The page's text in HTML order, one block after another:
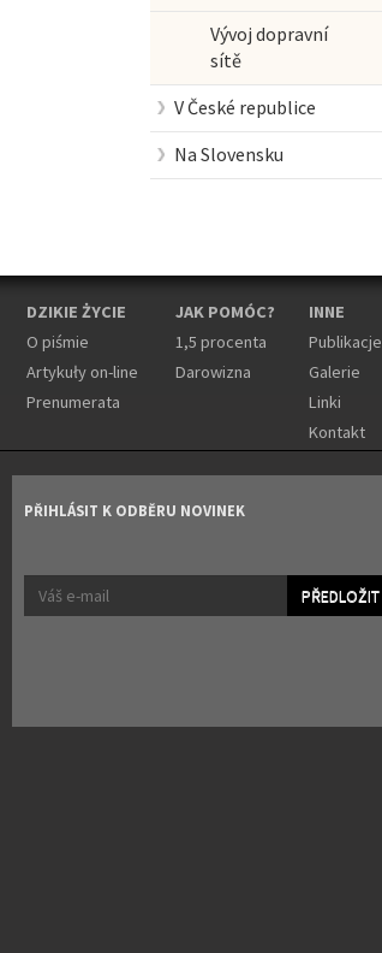
Vývoj dopravní
sítě
V České republice
Na Slovensku
DZIKIE ŻYCIE
O piśmie
Artykuły on-line
Prenumerata
JAK POMÓC?
1,5 procenta
Darowizna
INNE
Publikacje
Galerie
Linki
Kontakt
PŘIHLÁSIT K ODBĚRU NOVINEK
PŘEDLOŽIT